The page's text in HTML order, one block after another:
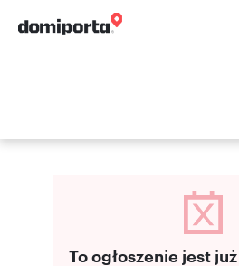
To ogłoszenie jest